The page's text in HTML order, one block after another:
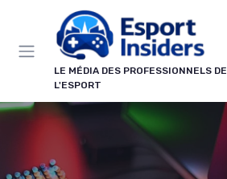
LE MÉDIA DES PROFESSIONNELS DE
L'ESPORT
Panneau de gestion des cookies